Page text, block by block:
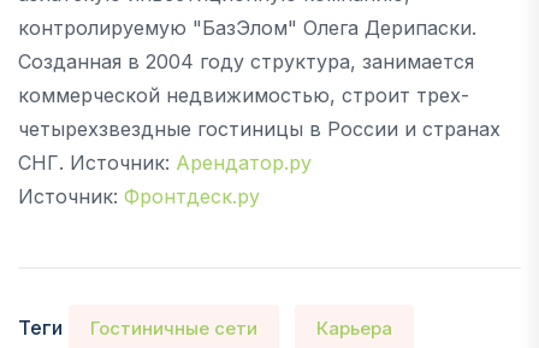
контролируемую "БазЭлом" Олега Дерипаски.
Созданная в 2004 году структура, занимается
коммерческой недвижимостью, строит трех-
четырехзвездные гостиницы в России и странах
СНГ. Источник: Арендатор.ру
Источник: Фронтдеск.ру
Теги Гостиничные сети Карьера